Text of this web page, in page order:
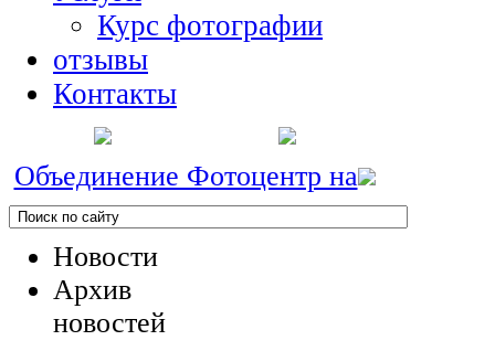
Курс фотографии
отзывы
Контакты
Объединение Фотоцентр на
Новости
Архив
новостей